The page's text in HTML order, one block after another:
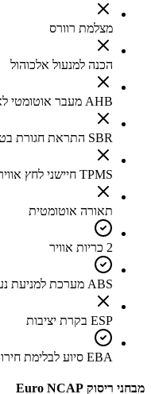
מצלמת רוורס
הכנה למנעול אלכוהול
AHB מעבר אוטומטי לאורות גבוהים
SBR התראת חגורת בטיחות
TPMS חיישני לחץ אוויר
תאורה אוטומטית
2 כריות אוויר
ABS מערכת למניעת נעילת גלגלים
ESP בקרת יציבות
EBA סיוע לבלימת חירום
מבחני ריסוק Euro NCAP